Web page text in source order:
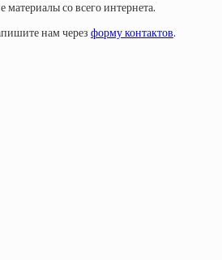
со всего интернета.
нам через форму контактов.